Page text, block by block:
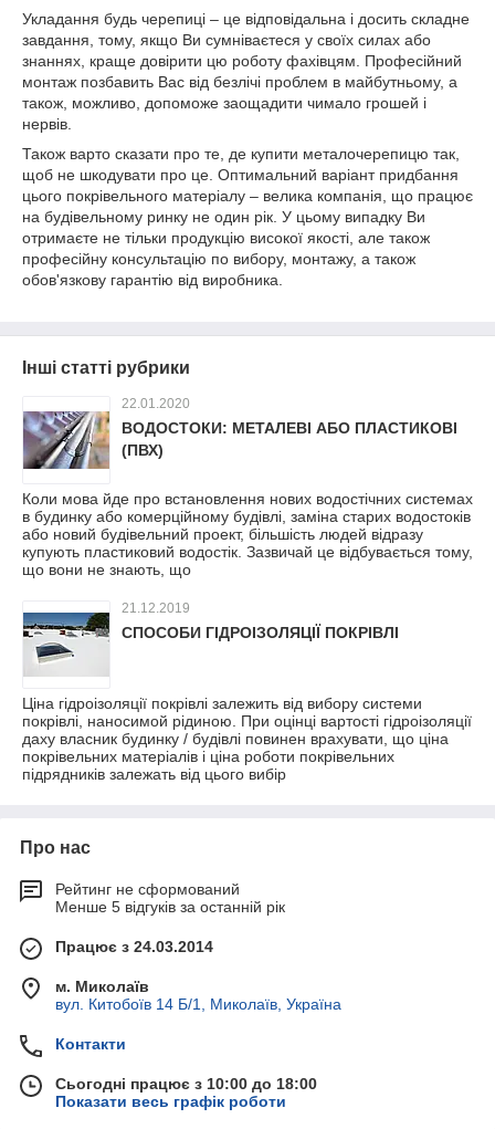
Укладання будь черепиці – це відповідальна і досить складне
завдання, тому, якщо Ви сумніваєтеся у своїх силах або
знаннях, краще довірити цю роботу фахівцям. Професійний
монтаж позбавить Вас від безлічі проблем в майбутньому, а
також, можливо, допоможе заощадити чимало грошей і
нервів.
Також варто сказати про те, де купити металочерепицю так,
щоб не шкодувати про це. Оптимальний варіант придбання
цього покрівельного матеріалу – велика компанія, що працює
на будівельному ринку не один рік. У цьому випадку Ви
отримаєте не тільки продукцію високої якості, але також
професійну консультацію по вибору, монтажу, а також
обов'язкову гарантію від виробника.
Інші статті рубрики
22.01.2020
ВОДОСТОКИ: МЕТАЛЕВІ АБО ПЛАСТИКОВІ
(ПВХ)
Коли мова йде про встановлення нових водостічних системах
в будинку або комерційному будівлі, заміна старих водостоків
або новий будівельний проект, більшість людей відразу
купують пластиковий водостік. Зазвичай це відбувається тому,
що вони не знають, що
21.12.2019
СПОСОБИ ГІДРОІЗОЛЯЦІЇ ПОКРІВЛІ
Ціна гідроізоляції покрівлі залежить від вибору системи
покрівлі, наносимой рідиною. При оцінці вартості гідроізоляції
даху власник будинку / будівлі повинен врахувати, що ціна
покрівельних матеріалів і ціна роботи покрівельних
підрядників залежать від цього вибір
Про нас
Рейтинг не сформований
Менше 5 відгуків за останній рік
Працює з 24.03.2014
м. Миколаїв
вул. Китобоїв 14 Б/1, Миколаїв, Україна
Контакти
Сьогодні працює з 10:00 до 18:00
Показати весь графік роботи